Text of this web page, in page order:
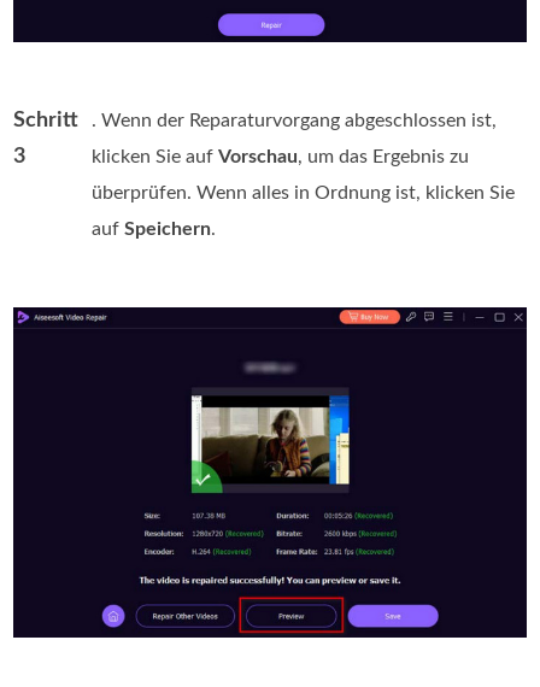
Schritt
3
. Wenn der Reparaturvorgang abgeschlossen ist,
klicken Sie aufVorschau, um das Ergebnis zu
überprüfen. Wenn alles in Ordnung ist, klicken Sie
aufSpeichern.